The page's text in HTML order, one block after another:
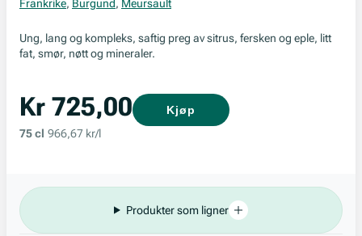
Frankrike, Burgund, Meursault
Ung, lang og kompleks, saftig preg av sitrus, fersken og eple, litt
fat, smør, nøtt og mineraler.
Kr 725,00
75 cl 966,67 kr/l
Kjøp
Produkter som ligner